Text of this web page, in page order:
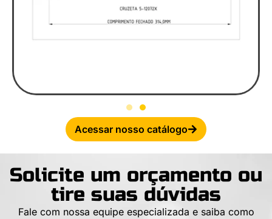
Acessar nosso catálogo
Solicite um orçamento ou
tire suas dúvidas
Fale com nossa equipe especializada e saiba como